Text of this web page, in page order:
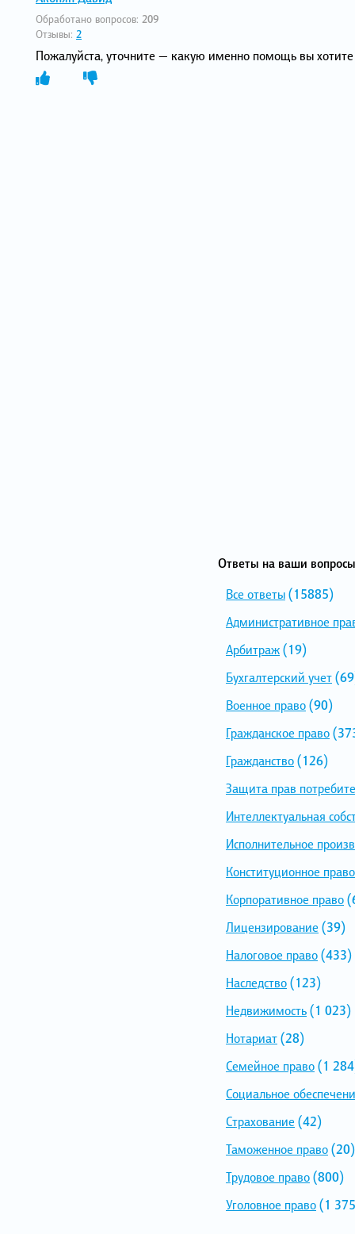
Обработано вопросов: 209
Отзывы: 2
Пожалуйста, уточните — какую именно помощь вы
Ответы на ваши
Все ответы(15885)
Административное
Арбитраж(19)
Бухгалтерский учет
Военное право(90)
Гражданское право
Гражданство(126)
Защита прав
Интеллектуальная
Исполнительное
Конституционное право
Корпоративное право
Лицензирование (39)
Налоговое право(433)
Наследство(123)
Недвижимость(1 023)
Нотариат(28)
Семейное право(1
Социальное
Страхование (42)
Таможенное право(20)
Трудовое право(800)
Уголовное право(1